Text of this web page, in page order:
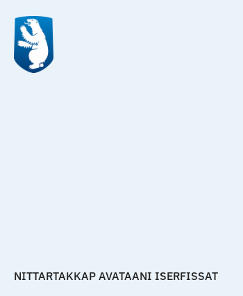
NITTARTAKKAP AVATAANI ISERFISSAT